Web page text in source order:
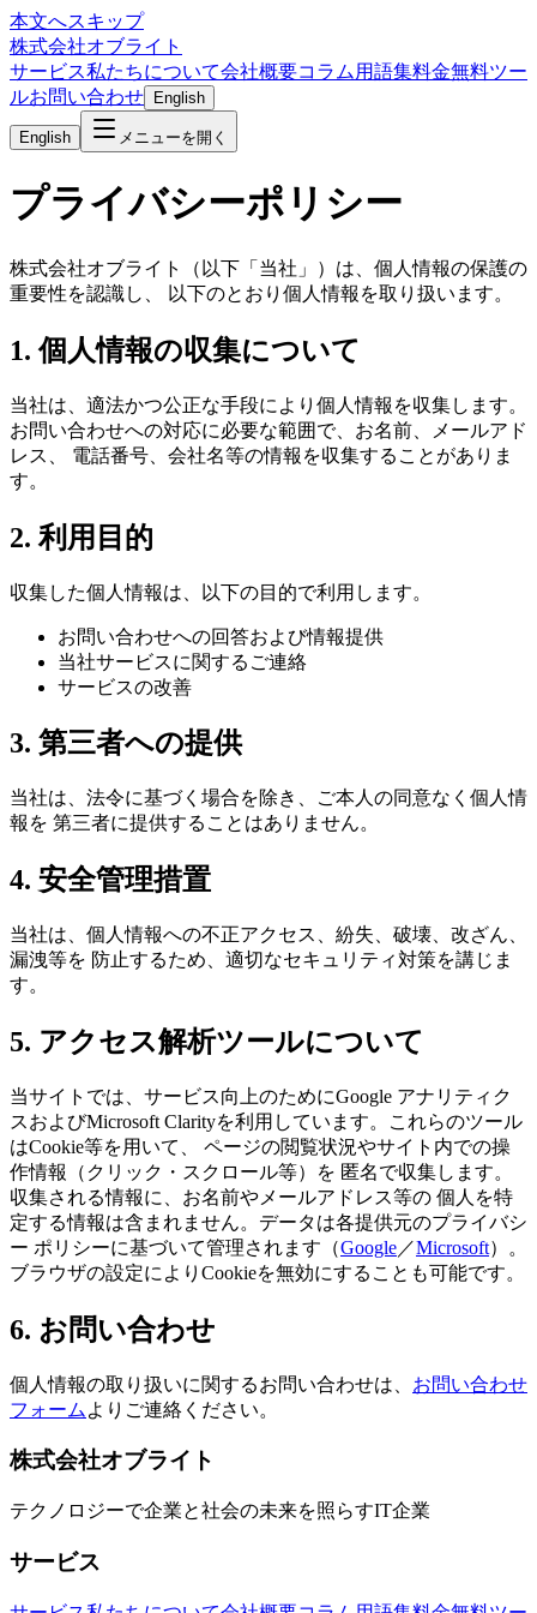
本文へスキップ
株式会社オブライト
サービス私たちについて会社概要コラム 用語集料金無料ツー
ルお問い合わせ English
English メニューを開く
プライバシーポリシー
株式会社オブライト
（以下「当社」）は、個人情報の保護の
重要性を認識し、 以下のとおり個人情報を取り扱います。
1. 個人情報の収集について
当社は、適法かつ公正な手段により個人情報を収集します。
お問い合わせへの対応に必要な範囲で、お名前、メールアド
レス、 電話番号、会社名等の情報を収集することがありま
す。
2. 利用目的
収集した個人情報は、以下の目的で利用します。
お問い合わせへの回答および情報提供
当社サービスに関するご連絡
サービスの改善
3. 第三者への提供
当社は、法令に基づく場合を除き、ご本人の同意なく個人情
報を 第三者に提供することはありません。
4. 安全管理措置
当社は、個人情報への不正アクセス、紛失、破壊、改ざん、
漏洩等を 防止するため、適切なセキュリティ対策を講じま
す。
5. アクセス解析ツールについて
当サイトでは、サービス向上のためにGoogle アナリティク
スおよびMicrosoft Clarityを利用しています。これらのツール
はCookie等を用いて、 ページの閲覧状況やサイト内での操
作情報（クリック・スクロール等）を 匿名で収集します。
収集される情報に、お名前やメールアドレス等の 個人を特
定する情報は含まれません。データは各提供元のプライバシ
ー ポリシーに基づいて管理されます（Google／Microsoft）。
ブラウザの設定によりCookieを無効にすることも可能です。
6. お問い合わせ
個人情報の取り扱いに関するお問い合わせは、 お問い合わせ
フォーム よりご連絡ください。
株式会社オブライト
テクノロジーで企業と社会の未来を照らすIT企業
サービス